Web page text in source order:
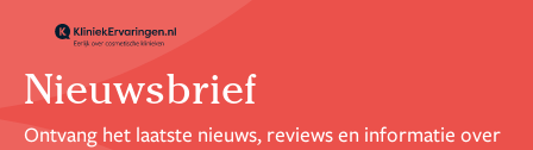
Nieuwsbrief
Ontvang het laatste nieuws, reviews en informatie over